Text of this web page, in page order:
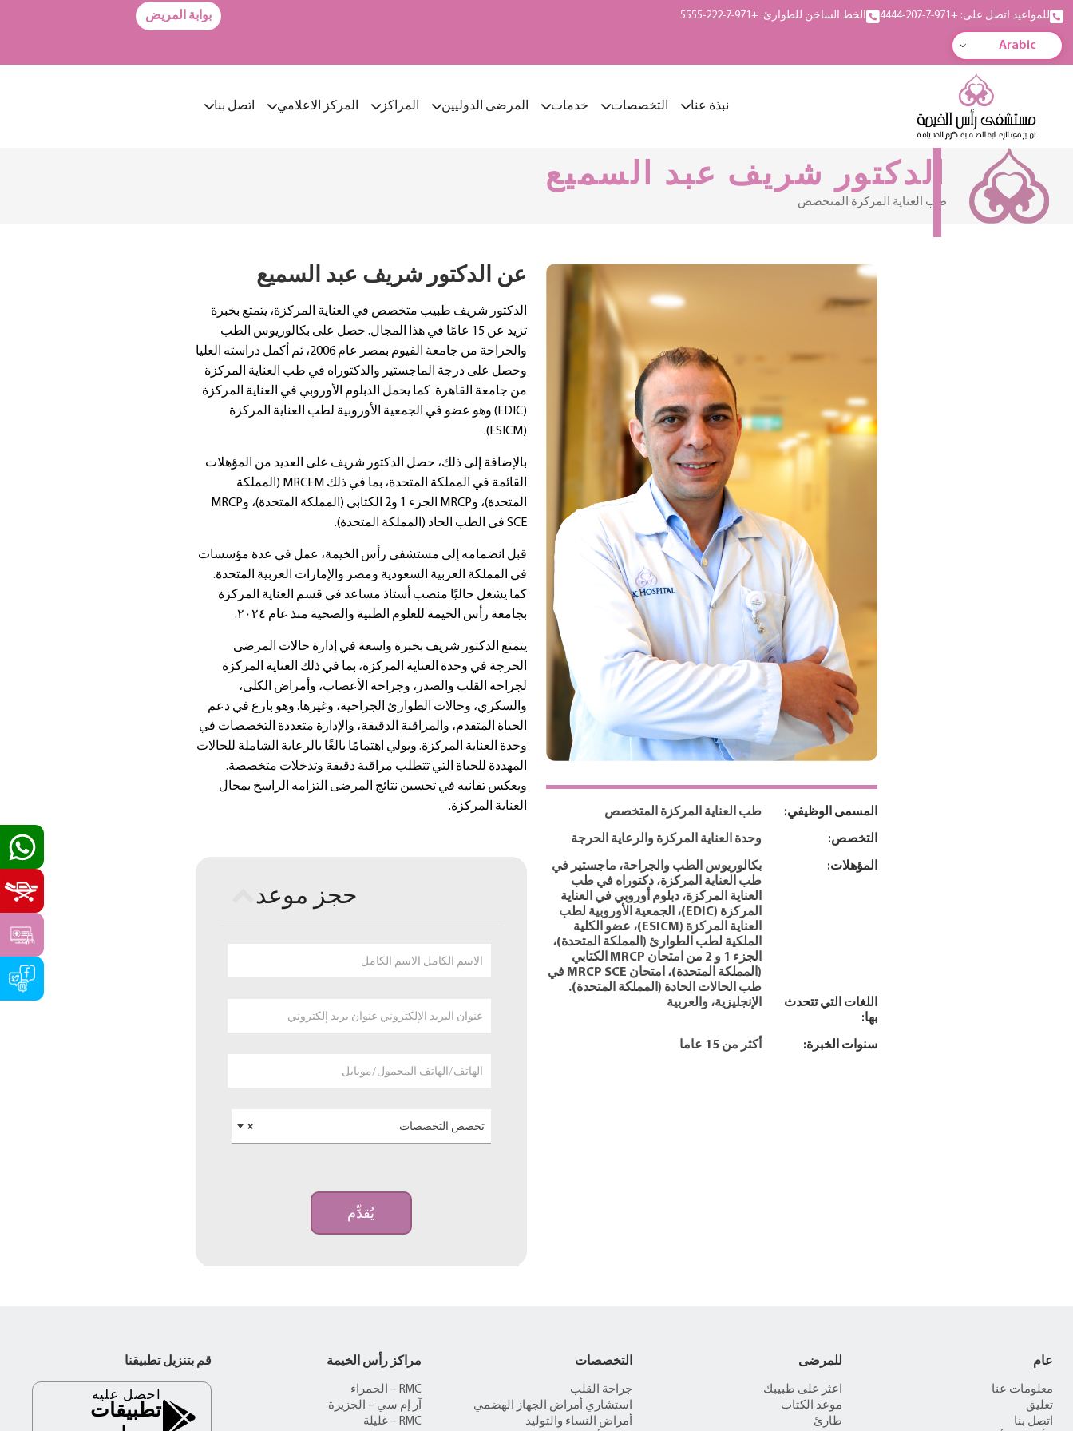
للمواعيد اتصل على: +971-7-207-4444 الخط الساخن للطوارئ: +971-7-222-5555 بوابة المريض
Arabic
نبذة عنا التخصصات خدمات المرضى الدوليين المراكز المركز الاعلامي اتصل بنا
الدكتور شريف عبد السميع
طب العناية المركزة المتخصص
المسمى الوظيفي: طب العناية المركزة المتخصص
التخصص: وحدة العناية المركزة والرعاية الحرجة
المؤهلات:
بكالوريوس الطب والجراحة، ماجستير في
طب العناية المركزة، دكتوراه في طب
العناية المركزة، دبلوم أوروبي في العناية
المركزة (EDIC)، الجمعية الأوروبية لطب
العناية المركزة (ESICM)، عضو الكلية
الملكية لطب الطوارئ (المملكة المتحدة)،
الجزء 1 و 2 من امتحان MRCP الكتابي
(المملكة المتحدة)، امتحان MRCP SCE في
طب الحالات الحادة (المملكة المتحدة).
اللغات التي تتحدث
بها:
الإنجليزية، والعربية
سنوات الخبرة: أكثر من 15 عاما
عن الدكتور شريف عبد السميع
الدكتور شريف طبيب متخصص في العناية المركزة، يتمتع بخبرة
تزيد عن 15 عامًا في هذا المجال. حصل على بكالوريوس الطب
والجراحة من جامعة الفيوم بمصر عام 2006، ثم أكمل دراسته العليا
وحصل على درجة الماجستير والدكتوراه في طب العناية المركزة
من جامعة القاهرة. كما يحمل الدبلوم الأوروبي في العناية المركزة
(EDIC) وهو عضو في الجمعية الأوروبية لطب العناية المركزة
(ESICM).
بالإضافة إلى ذلك، حصل الدكتور شريف على العديد من المؤهلات
القائمة في المملكة المتحدة، بما في ذلك MRCEM (المملكة
المتحدة)، وMRCP الجزء 1 و2 الكتابي (المملكة المتحدة)، وMRCP
SCE في الطب الحاد (المملكة المتحدة).
قبل انضمامه إلى مستشفى رأس الخيمة، عمل في عدة مؤسسات
في المملكة العربية السعودية ومصر والإمارات العربية المتحدة.
كما يشغل حاليًا منصب أستاذ مساعد في قسم العناية المركزة
بجامعة رأس الخيمة للعلوم الطبية والصحية منذ عام ٢٠٢٤.
يتمتع الدكتور شريف بخبرة واسعة في إدارة حالات المرضى
الحرجة في وحدة العناية المركزة، بما في ذلك العناية المركزة
لجراحة القلب والصدر، وجراحة الأعصاب، وأمراض الكلى،
والسكري، وحالات الطوارئ الجراحية، وغيرها. وهو بارع في دعم
الحياة المتقدم، والمراقبة الدقيقة، والإدارة متعددة التخصصات في
وحدة العناية المركزة. ويولي اهتمامًا بالغًا بالرعاية الشاملة للحالات
المهددة للحياة التي تتطلب مراقبة دقيقة وتدخلات متخصصة.
ويعكس تفانيه في تحسين نتائج المرضى التزامه الراسخ بمجال
العناية المركزة.
حجز موعد
الاسم الكامل الاسم الكامل
عنوان البريد الإلكتروني عنوان بريد إلكتروني
الهاتف/الهاتف المحمول/موبايل
× تخصص التخصصات
يُقدِّم
عام
معلومات عنا
تعليق
اتصل بنا
للمرضى
اعثر على طبيبك
موعد الكتاب
طارئ
التخصصات
جراحة القلب
استشاري أمراض الجهاز الهضمي
أمراض النساء والتوليد
مراكز رأس الخيمة
RMC – الحمراء
آر إم سي – الجزيرة
RMC – غليلة
قم بتنزيل تطبيقنا
احصل عليه
تطبيقات